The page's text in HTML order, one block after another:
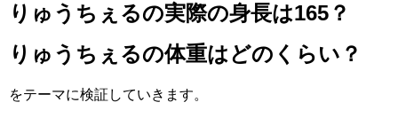
りゅうちぇるの実際の身長は165？
りゅうちぇるの体重はどのくらい？
をテーマに検証していきます。